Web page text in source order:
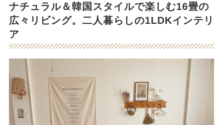
ナチュラル＆韓国スタイルで楽しむ16畳の
広々リビング。二人暮らしの1LDKインテリ
ア